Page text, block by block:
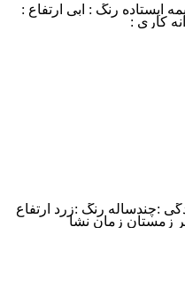
ایستاده رنگ : آبی ارتفاع :
:چندساله رنگ :زرد ارتفاع